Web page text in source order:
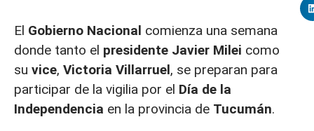
El Gobierno Nacional comienza una semana
donde tanto el presidente Javier Milei como
su vice, Victoria Villarruel, se preparan para
participar de la vigilia por el Día de la
Independencia en la provincia de Tucumán.